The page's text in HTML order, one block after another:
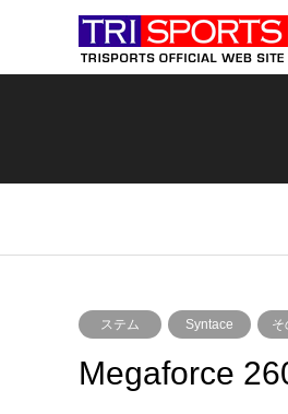
ステム Syntace そ
Megaforce